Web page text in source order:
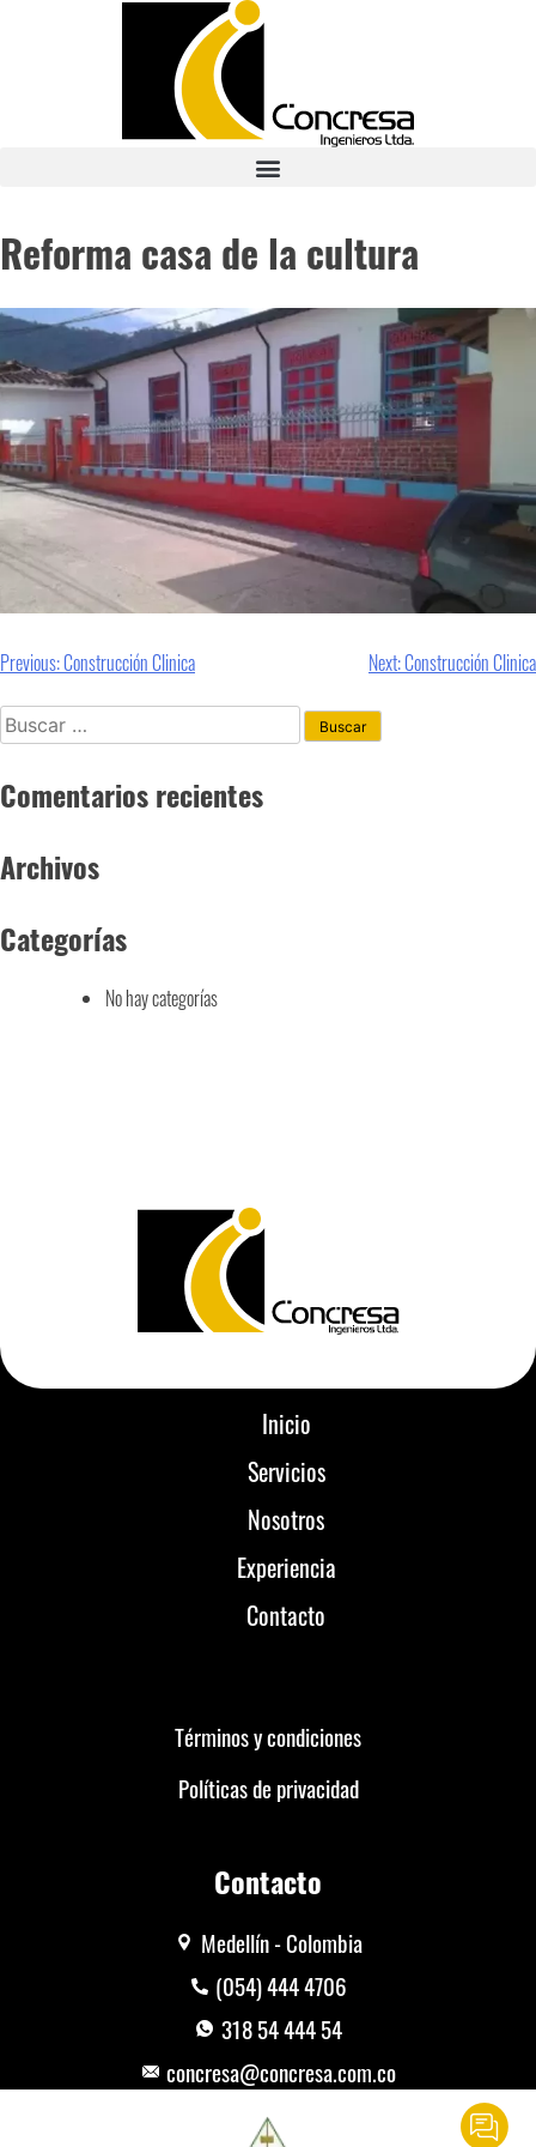
Reforma casa de la cultura
Previous:Construcción Clinica Next:Construcción Clinica
Comentarios recientes
Archivos
Categorías
No hay categorías
Inicio
Servicios
Nosotros
Experiencia
Contacto
Términos y condiciones
Políticas de privacidad
Contacto
Medellín - Colombia
(054) 444 4706
318 54 444 54
concresa@concresa.com.co